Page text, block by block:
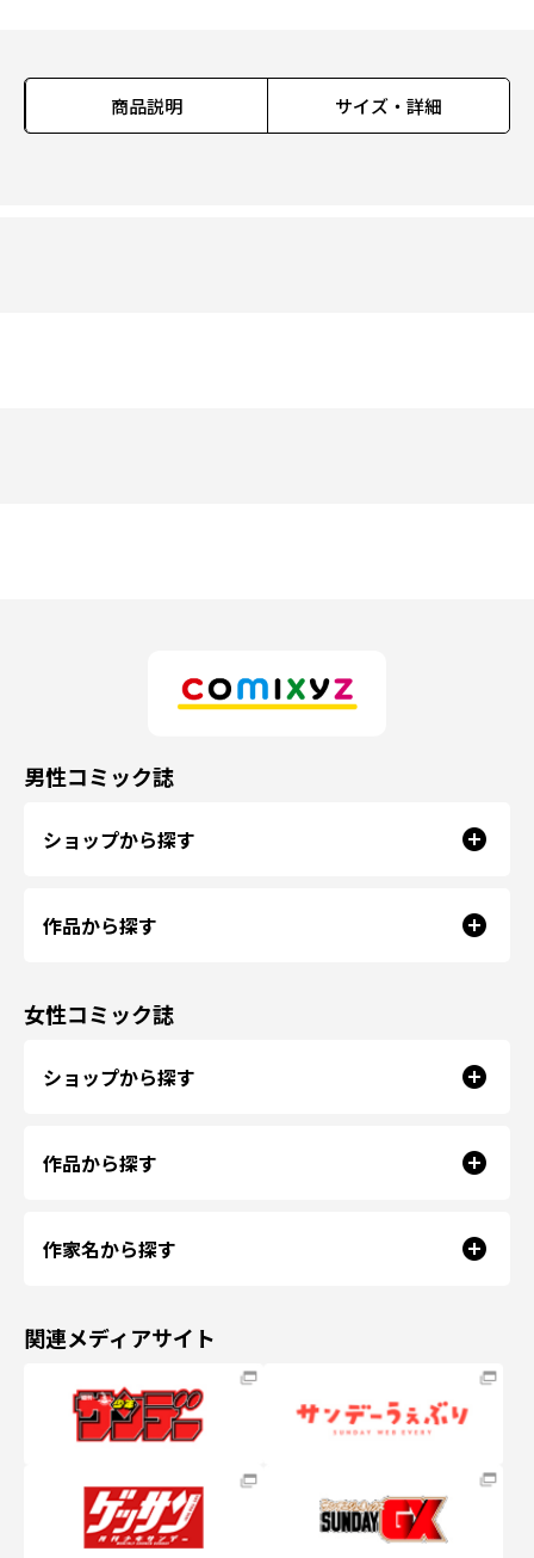
商品説明 サイズ・詳細
男性コミック誌
ショップから探す
作品から探す
女性コミック誌
ショップから探す
作品から探す
作家名から探す
関連メディアサイト